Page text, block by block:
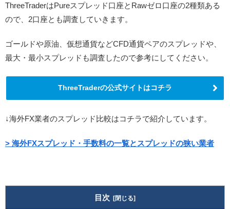
ThreeTraderはPureスプレッド口座とRawゼロ口座の2種類ある
ので、2口座とも調査していきます。
ゴールドや原油、仮想通貨などCFD通貨ペアのスプレッドや、
最大・最小スプレッドも調査したので参考にしてください。
ThreeTraderの公式サイトはコチラ
↓海外FX業者のスプレッド比較はコチラで紹介しています。
> 海外FXスプレッド・手数料の一覧とスプレッドの狭い業者
目次